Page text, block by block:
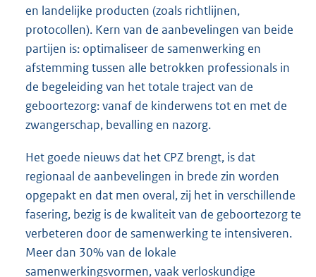
en landelijke producten (zoals richtlijnen,
protocollen). Kern van de aanbevelingen van beide
partijen is: optimaliseer de samenwerking en
afstemming tussen alle betrokken professionals in
de begeleiding van het totale traject van de
geboortezorg: vanaf de kinderwens tot en met de
zwangerschap, bevalling en nazorg.
Het goede nieuws dat het CPZ brengt, is dat
regionaal de aanbevelingen in brede zin worden
opgepakt en dat men overal, zij het in verschillende
fasering, bezig is de kwaliteit van de geboortezorg te
verbeteren door de samenwerking te intensiveren.
Meer dan 30% van de lokale
samenwerkingsvormen, vaak verloskundige